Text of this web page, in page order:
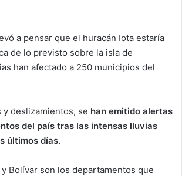
a pensar que el huracán Iota estaría
de lo previsto sobre la isla de
han afectado a 250 municipios del
y deslizamientos, se han emitido alertas
del país tras las intensas lluvias
últimos días.
Bolívar son los departamentos que